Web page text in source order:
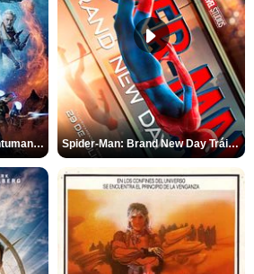
Ant-Man y la Avispa: Quantumanía Tráiler (2) Spider-Man: Brand New Day Tráiler (3)